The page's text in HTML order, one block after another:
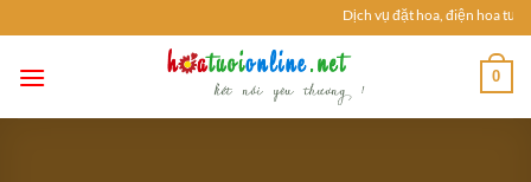
đến
nội
Dịch vụ đặt hoa, điện hoa tươi:
0